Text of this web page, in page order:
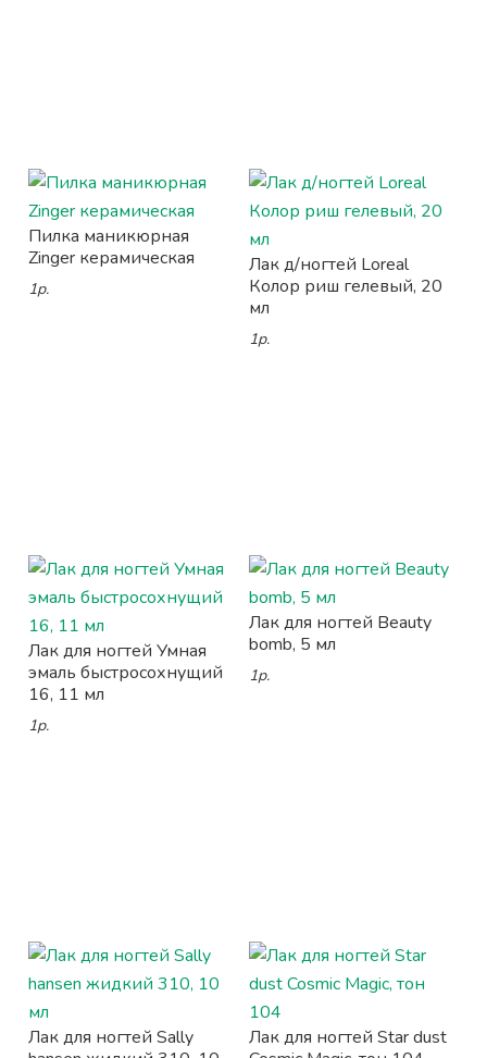
Пилка маникюрная
Zinger керамическая
1р.
Лак д/ногтей Loreal
Колор риш гелевый, 20
мл
1р.
Лак для ногтей Умная
эмаль быстросохнущий
16, 11 мл
1р.
Лак для ногтей Beauty
bomb, 5 мл
1р.
Лак для ногтей Sally
Лак для ногтей Star dust